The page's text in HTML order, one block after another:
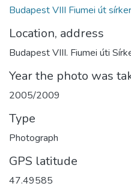
Budapest VIII Fiumei út
Location, address
Budapest VIII. Fiumei úti
Year the photo was
2005/2009
Type
Photograph
GPS latitude
47.49585